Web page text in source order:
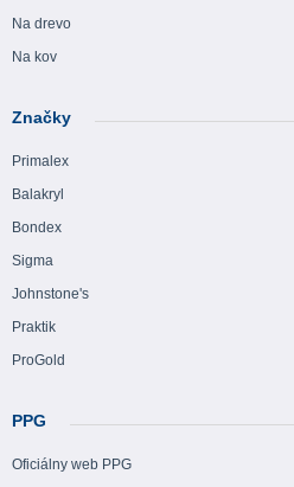
Na drevo
Na kov
Značky
Primalex
Balakryl
Bondex
Sigma
Johnstone's
Praktik
ProGold
PPG
Oficiálny web PPG